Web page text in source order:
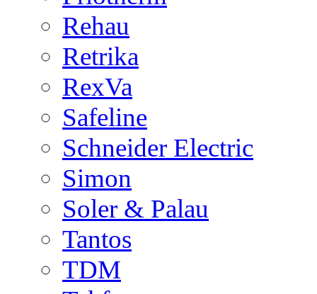
Rehau
Retrika
RexVa
Safeline
Schneider Electric
Simon
Soler & Palau
Tantos
TDM